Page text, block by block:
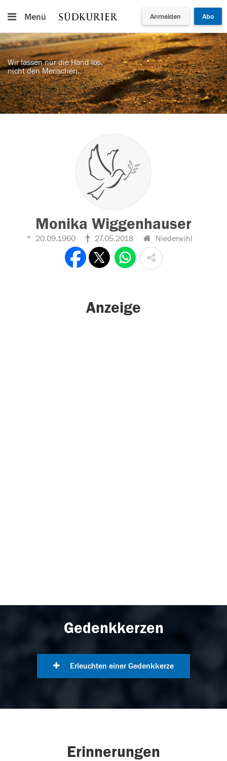
Menü Anmelden Abo
Wir lassen nur die Hand los,
nicht den Menschen.
Monika Wiggenhauser
20.09.1960 27.05.2018 Niederwihl
Anzeige
Gedenkkerzen
Erleuchten einer Gedenkkerze
Erinnerungen